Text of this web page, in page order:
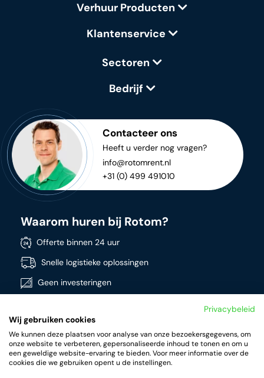
Verhuur Producten
Klantenservice
Sectoren
Bedrijf
Contacteer ons
Heeft u verder nog vragen?
info@rotomrent.nl
+31 (0) 499 491010
Waarom huren bij Rotom?
Offerte binnen 24 uur
Snelle logistieke oplossingen
Geen investeringen
Breed assortiment
Kwalitatieve producten
Privacybeleid
Wij gebruiken cookies
We kunnen deze plaatsen voor analyse van onze bezoekersgegevens, om
onze website te verbeteren, gepersonaliseerde inhoud te tonen en om u
een geweldige website-ervaring te bieden. Voor meer informatie over de
cookies die we gebruiken opent u de instellingen.